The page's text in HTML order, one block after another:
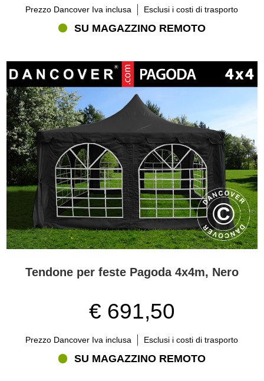
Prezzo Dancover Iva inclusa Esclusi i costi di trasporto
SU MAGAZZINO REMOTO
Tendone per feste Pagoda 4x4m, Nero
€ 691,50
Prezzo Dancover Iva inclusa Esclusi i costi di trasporto
SU MAGAZZINO REMOTO